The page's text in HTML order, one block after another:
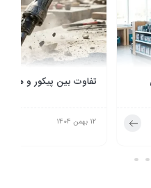
هدیه روز پدر چی بخریم؟
2 دی 1404